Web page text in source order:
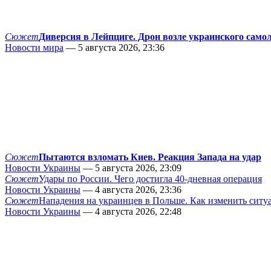
СюжетДиверсия в Лейпциге. Дрон возле украинского
Новости мира — 5 августа 2026, 23:36
СюжетПытаются взломать Киев. Реакция Запада на удар
Новости Украины — 5 августа 2026, 23:09
СюжетУдары по России. Чего достигла 40-дневная операция
Новости Украины — 4 августа 2026, 23:36
СюжетНападения на украинцев в Польше. Как изменить
Новости Украины — 4 августа 2026, 22:48